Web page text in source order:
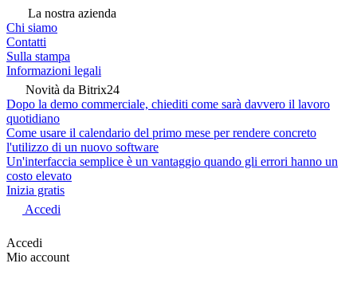
La nostra azienda
Chi siamo
Contatti
Sulla stampa
Informazioni legali
Novità da Bitrix24
Dopo la demo commerciale, chiediti come sarà davvero il lavoro
quotidiano
Come usare il calendario del primo mese per rendere concreto
l'utilizzo di un nuovo software
Un'interfaccia semplice è un vantaggio quando gli errori hanno un
costo elevato
Inizia gratis
Accedi
Accedi
Mio account